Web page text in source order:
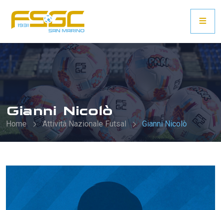
Gianni Nicolò
Home Attività Nazionale Futsal Gianni Nicolò